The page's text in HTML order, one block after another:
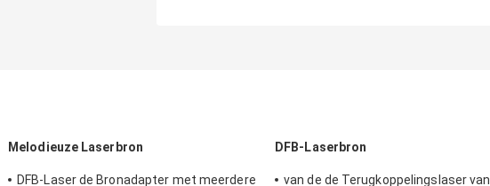
Melodieuze Laserbron
DFB-Laser de Bronadapter met meerdere
DFB-Laserbron
van de de Terugkoppelingslaser van